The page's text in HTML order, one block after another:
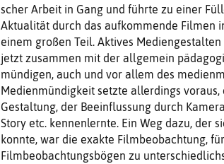
scher Arbeit in Gang und führte zu einer
Aktualität durch das aufkommende Filmen
einem großen Teil. Aktives
jetzt zusammen mit der allgemein
mündigen, auch und vor allem des
Me­dienmündigkeit setzte allerdings
Gestaltung, der Beeinflussung durch
Story etc. kennen­lernte. Ein Weg dazu, der
konnte, war die exakte Filmbeobachtung,
Filmbeobachtungsbö­gen zu